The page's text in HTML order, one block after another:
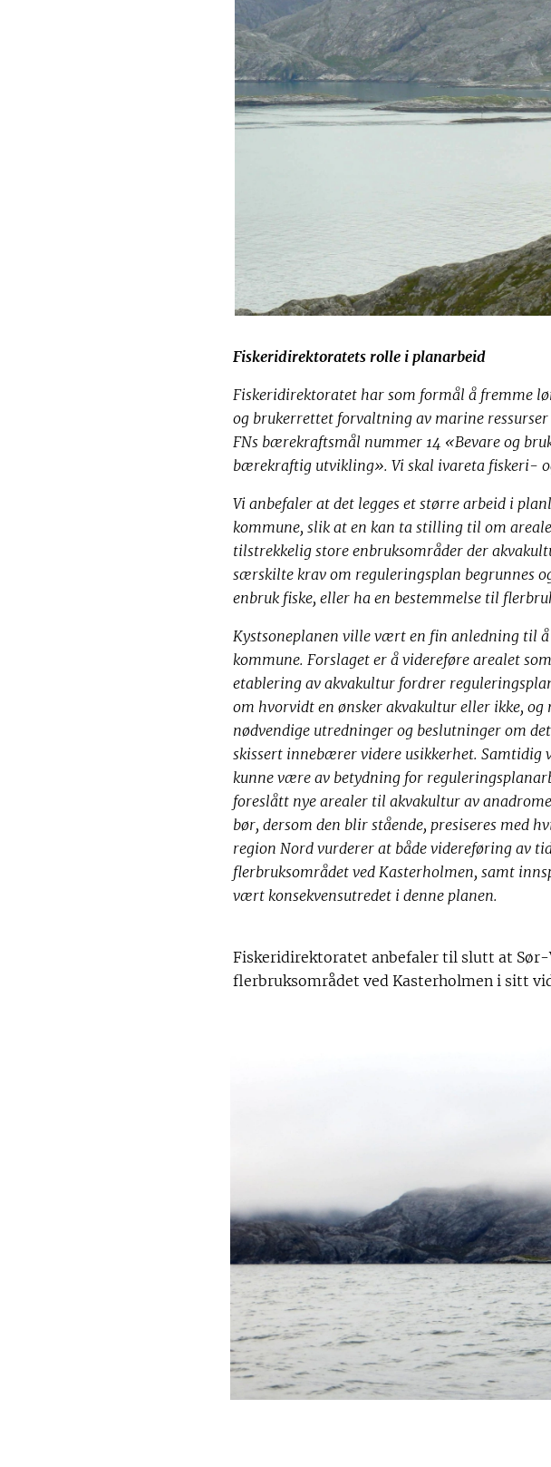
Fiskeridirektoratets rolle i planarbeid
Fiskeridirektoratet har som formål å fremme
og brukerrettet forvaltning av marine
FNs bærekraftsmål nummer 14 «Bevare og
bærekraftig utvikling». Vi skal ivareta fiskeri-
Vi anbefaler at det legges et større arbeid i
kommune, slik at en kan ta stilling til om
tilstrekkelig store enbruksområder der
særskilte krav om reguleringsplan begrunnes
enbruk fiske, eller ha en bestemmelse til
Kystsoneplanen ville vært en fin anledning til
kommune. Forslaget er å videreføre arealet
etablering av akvakultur fordrer
om hvorvidt en ønsker akvakultur eller ikke,
nødvendige utredninger og beslutninger om
skissert innebærer videre usikkerhet. Samtidig
kunne være av betydning for
foreslått nye arealer til akvakultur av
bør, dersom den blir stående, presiseres med
region Nord vurderer at både videreføring av
flerbruksområdet ved Kasterholmen, samt
vært konsekvensutredet i denne planen.
Fiskeridirektoratet anbefaler til slutt at Sør-
flerbruksområdet ved Kasterholmen i sitt